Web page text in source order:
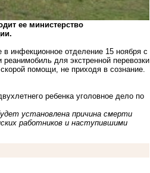
ее министерство
в инфекционное отделение 15 ноября с
для экстренной перевозки
помощи, не приходя в сознание.
ребенка уголовное дело по
установлена причина смерти
работников и наступившими